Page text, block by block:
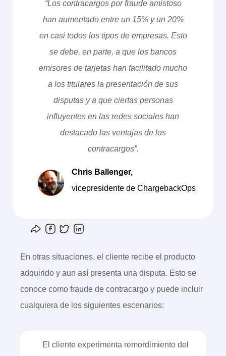
“Los contracargos por fraude amistoso
han aumentado entre un 15% y un 20%
en casi todos los tipos de empresas. Esto
se debe, en parte, a que los bancos
emisores de tarjetas han facilitado mucho
a los titulares la presentación de sus
disputas y a que ciertas personas
influyentes en las redes sociales han
destacado las ventajas de los
contracargos”.
Chris Ballenger,
vicepresidente de ChargebackOps
En otras situaciones, el cliente recibe el producto
adquirido y aun así presenta una disputa. Esto se
conoce como fraude de contracargo y puede incluir
cualquiera de los siguientes escenarios:
El cliente experimenta remordimiento del